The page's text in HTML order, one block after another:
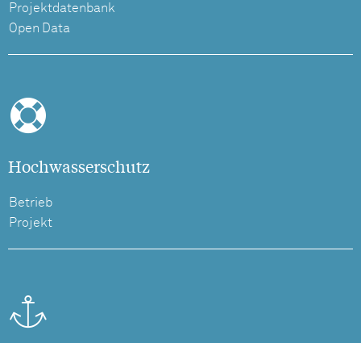
Projektdatenbank
Open Data
Hochwasserschutz
Betrieb
Projekt